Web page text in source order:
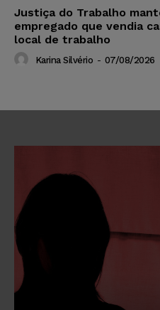
Justiça do Trabalho
empregado que vendia
local de trabalho
Karina Silvério - 07/08/2026